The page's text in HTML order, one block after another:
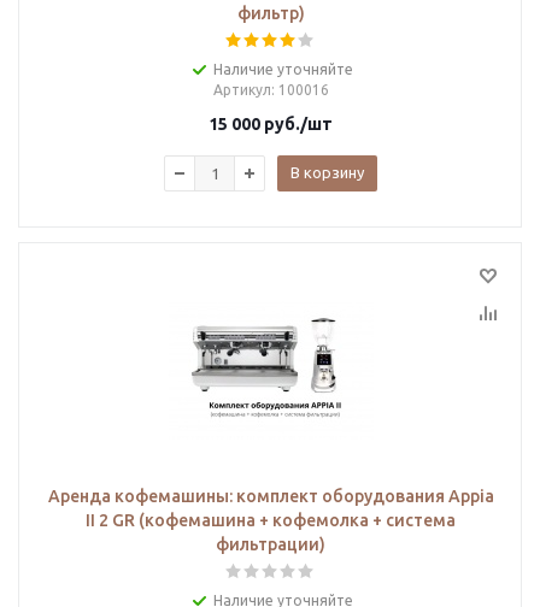
фильтр)
Наличие уточняйте
Артикул: 100016
15 000 руб./шт
В корзину
Аренда кофемашины: комплект оборудования Appia
II 2 GR (кофемашина + кофемолка + система
фильтрации)
Наличие уточняйте